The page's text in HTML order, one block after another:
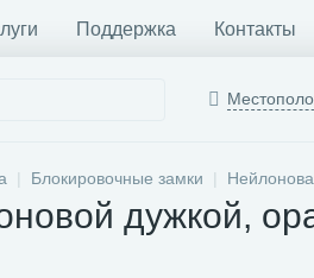
Поддержка Контакты
Блокировочные замки
дужкой,